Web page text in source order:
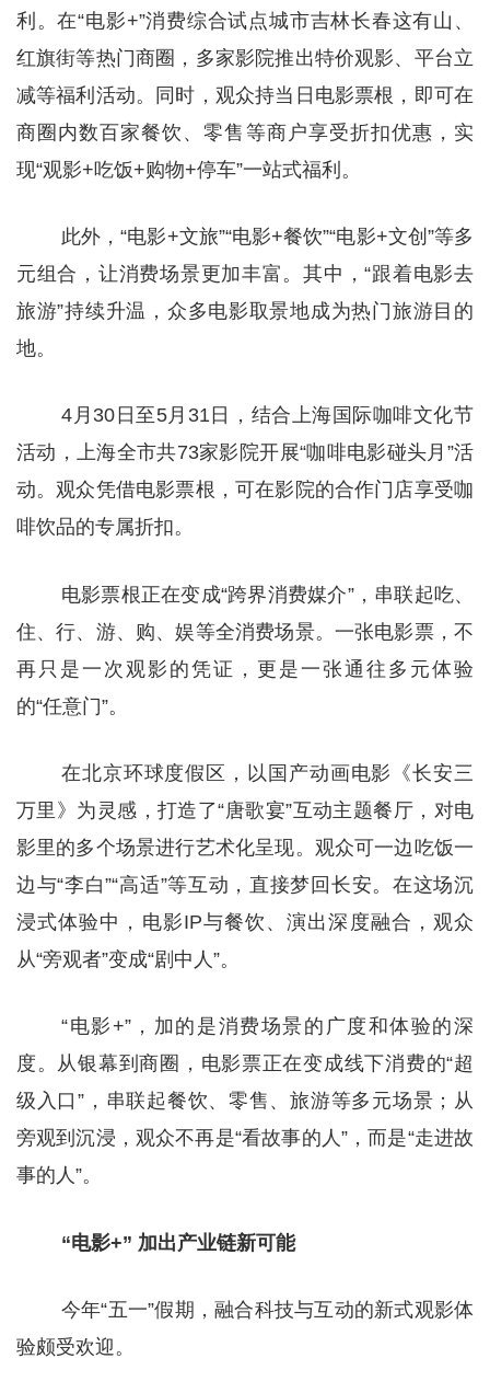
利。在“电影+”消费综合试点城市吉林长春这有山、
红旗街等热门商圈，多家影院推出特价观影、平台立
减等福利活动。同时，观众持当日电影票根，即可在
商圈内数百家餐饮、零售等商户享受折扣优惠，实
现“观影+吃饭+购物+停车”一站式福利。
此外，“电影+文旅”“电影+餐饮”“电影+文创”等多
元组合，让消费场景更加丰富。其中，“跟着电影去
旅游”持续升温，众多电影取景地成为热门旅游目的
地。
4月30日至5月31日，结合上海国际咖啡文化节
活动，上海全市共73家影院开展“咖啡电影碰头月”活
动。观众凭借电影票根，可在影院的合作门店享受咖
啡饮品的专属折扣。
电影票根正在变成“跨界消费媒介”，串联起吃、
住、行、游、购、娱等全消费场景。一张电影票，不
再只是一次观影的凭证，更是一张通往多元体验
的“任意门”。
在北京环球度假区，以国产动画电影《长安三
万里》为灵感，打造了“唐歌宴”互动主题餐厅，对电
影里的多个场景进行艺术化呈现。观众可一边吃饭一
边与“李白”“高适”等互动，直接梦回长安。在这场沉
浸式体验中，电影IP与餐饮、演出深度融合，观众
从“旁观者”变成“剧中人”。
“电影+”，加的是消费场景的广度和体验的深
度。从银幕到商圈，电影票正在变成线下消费的“超
级入口”，串联起餐饮、零售、旅游等多元场景；从
旁观到沉浸，观众不再是“看故事的人”，而是“走进故
事的人”。
“电影+” 加出产业链新可能
今年“五一”假期，融合科技与互动的新式观影体
验颇受欢迎。